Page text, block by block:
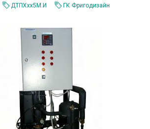
ДТПХхх5М.И ГК Фригодизайн